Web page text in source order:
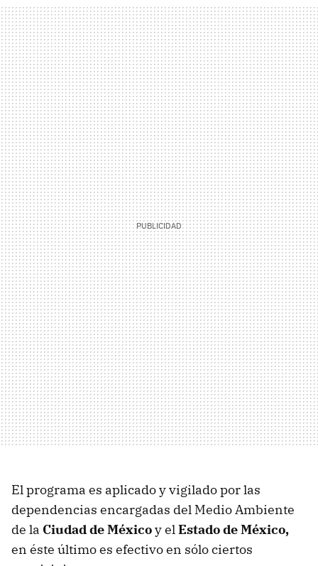
El programa es aplicado y vigilado por las
dependencias encargadas del Medio Ambiente
de la Ciudad de Méxicoy elEstado de México,
en éste último es efectivo en sólo ciertos